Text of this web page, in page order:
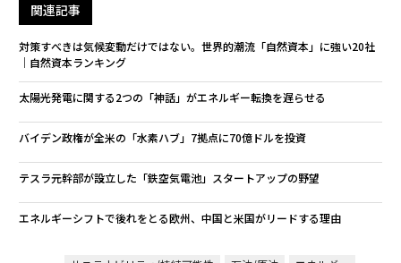
関連記事
対策すべきは気候変動だけではない。世界的潮流「自然資本」に強い20社
｜自然資本ランキング
太陽光発電に関する2つの「神話」がエネルギー転換を遅らせる
バイデン政権が全米の「水素ハブ」7拠点に70億ドルを投資
テスラ元幹部が設立した「鉄空気電池」スタートアップの野望
エネルギーシフトで後れをとる欧州、中国と米国がリードする理由